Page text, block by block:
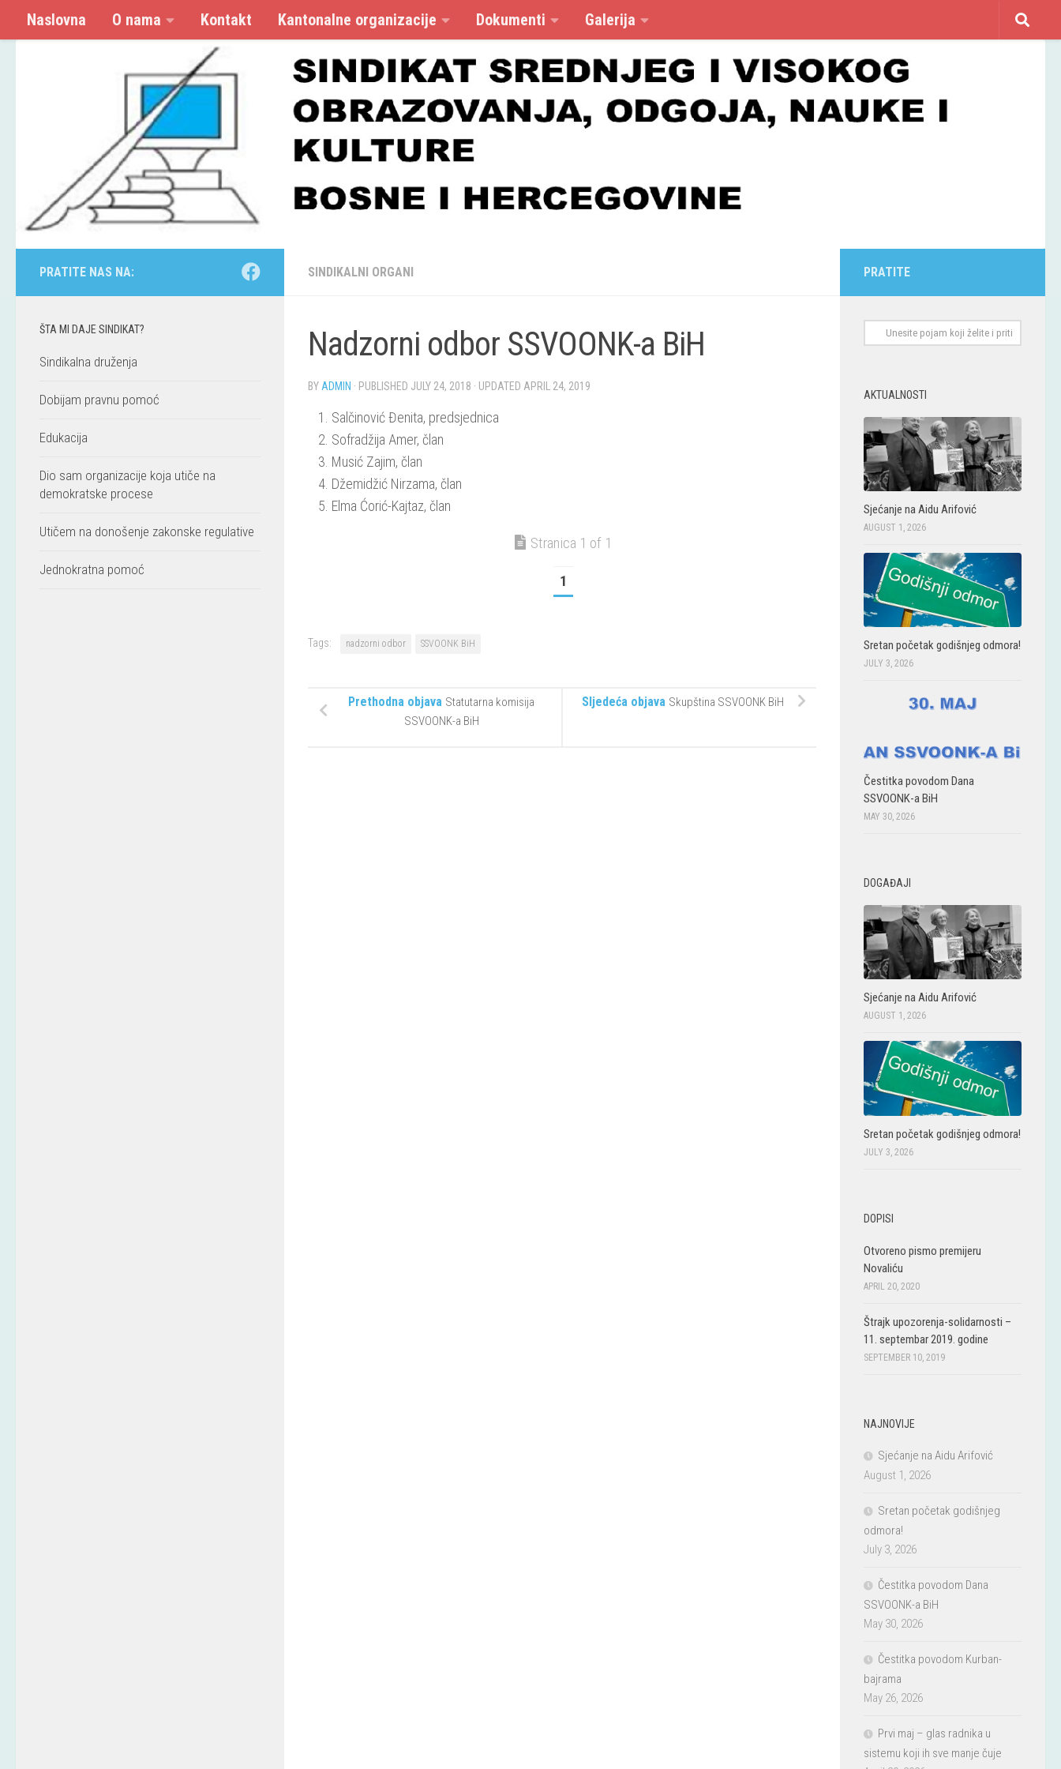
Skip to content
Naslovna O nama Kontakt Kantonalne organizacije Dokumenti Galerija
SINDIKALNI ORGANI
Nadzorni odbor SSVOONK-a BiH
BY ADMIN · PUBLISHED JULY 24, 2018 · UPDATED APRIL 24, 2019
Salčinović Đenita, predsjednica
Sofradžija Amer, član
Musić Zajim, član
Džemidžić Nirzama, član
Elma Ćorić-Kajtaz, član
Stranica 1 of 1
1
Tags: nadzorni odbor SSVOONK BiH
Sljedeća objava Skupština SSVOONK BiH
Prethodna objava Statutarna komisija
SSVOONK-a BiH
PRATITE NAS NA:
ŠTA MI DAJE SINDIKAT?
Sindikalna druženja
Dobijam pravnu pomoć
Edukacija
Dio sam organizacije koja utiče na
demokratske procese
Utičem na donošenje zakonske regulative
Jednokratna pomoć
PRATITE
AKTUALNOSTI
Sjećanje na Aidu Arifović
AUGUST 1, 2026
Sretan početak godišnjeg odmora!
JULY 3, 2026
Čestitka povodom Dana
SSVOONK-a BiH
MAY 30, 2026
DOGAĐAJI
Sjećanje na Aidu Arifović
AUGUST 1, 2026
Sretan početak godišnjeg odmora!
JULY 3, 2026
DOPISI
Otvoreno pismo premijeru
Novaliću
APRIL 20, 2020
Štrajk upozorenja-solidarnosti –
11. septembar 2019. godine
SEPTEMBER 10, 2019
NAJNOVIJE
Sjećanje na Aidu Arifović
August 1, 2026
Sretan početak godišnjeg
odmora!
July 3, 2026
Čestitka povodom Dana
SSVOONK-a BiH
May 30, 2026
Čestitka povodom Kurban-
bajrama
May 26, 2026
Prvi maj – glas radnika u
sistemu koji ih sve manje čuje